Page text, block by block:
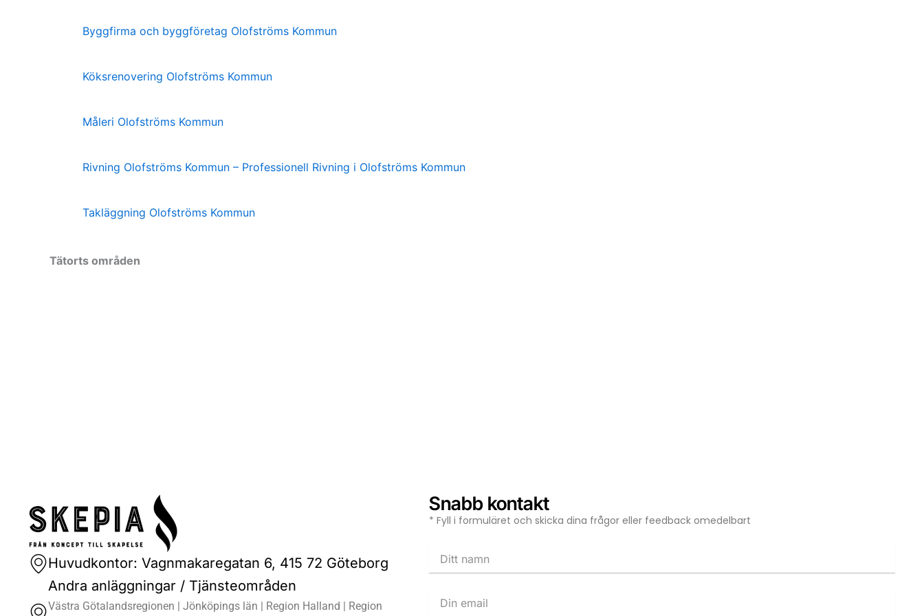
Byggfirma och byggföretag Olofströms Kommun
Köksrenovering Olofströms Kommun
Måleri Olofströms Kommun
Rivning Olofströms Kommun – Professionell Rivning i Olofströms Kommun
Takläggning Olofströms Kommun
Tätorts områden
Huvudkontor: Vagnmakaregatan 6, 415 72 Göteborg
Andra anläggningar / Tjänsteområden
Västra Götalandsregionen | Jönköpings län | Region Halland | Region
Snabb kontakt
* Fyll i formuläret och skicka dina frågor eller feedback omedelbart